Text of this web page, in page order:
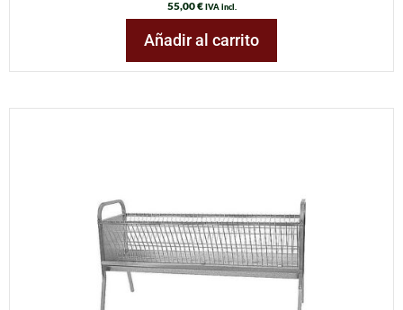
55,00€ IVA incl.
Añadir al carrito